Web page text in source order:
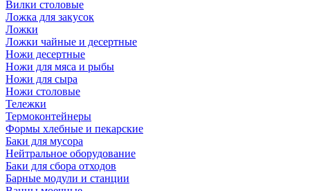
Вилки столовые
Ложка для закусок
Ложки
Ложки чайные и десертные
Ножи десертные
Ножи для мяса и рыбы
Ножи для сыра
Ножи столовые
Тележки
Термоконтейнеры
Формы хлебные и пекарские
Баки для мусора
Нейтральное оборудование
Баки для сбора отходов
Барные модули и станции